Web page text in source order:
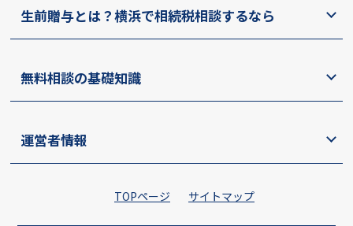
生前贈与とは？横浜で相続税相談するなら
無料相談の基礎知識
運営者情報
TOPページ サイトマップ